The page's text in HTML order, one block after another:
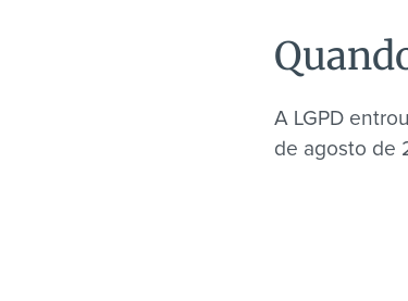
A LGPD
de agosto de